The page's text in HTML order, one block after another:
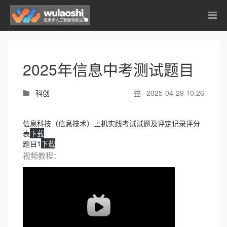
2025年信息中考测试题目
科创 2025-04-29 10:26
信息科技（信息技术）上机实践考试试题及评定记录评分
表下载
题目1下载
视频教程：